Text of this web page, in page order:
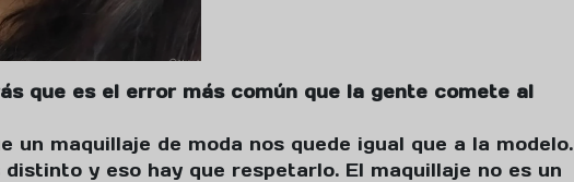
que es el error más común que la gente comete al
un maquillaje de moda nos quede igual que a la modelo.
y eso hay que respetarlo. El maquillaje no es un